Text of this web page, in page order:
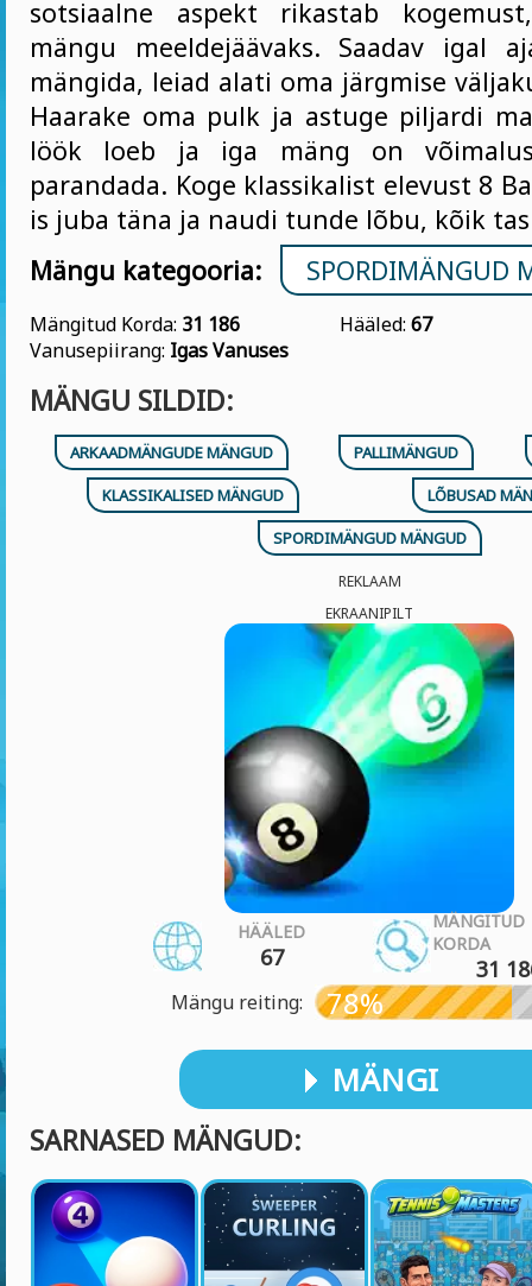
sotsiaalne aspekt rikastab
mängu meeldejäävaks. Saadav igal
mängida, leiad alati oma järgmise
Haarake oma pulk ja astuge piljardi
löök loeb ja iga mäng on
parandada. Koge klassikalist elevust 8
is juba täna ja naudi tunde lõbu, kõik
Mängu kategooria:
SPORDIMÄNGUD
Mängitud Korda: 31 186 Hääled: 67
Vanusepiirang: Igas Vanuses
MÄNGU SILDID:
ARKAADMÄNGUDE MÄNGUD
PALLIMÄNGUD
KLASSIKALISED MÄNGUD
LÕBUSAD
SPORDIMÄNGUD MÄNGUD
REKLAAM
EKRAANIPILT
HÄÄLED
67
MÄNGITUD
KORDA
31
Mängu reiting: 78%
MÄNGI
SARNASED MÄNGUD: